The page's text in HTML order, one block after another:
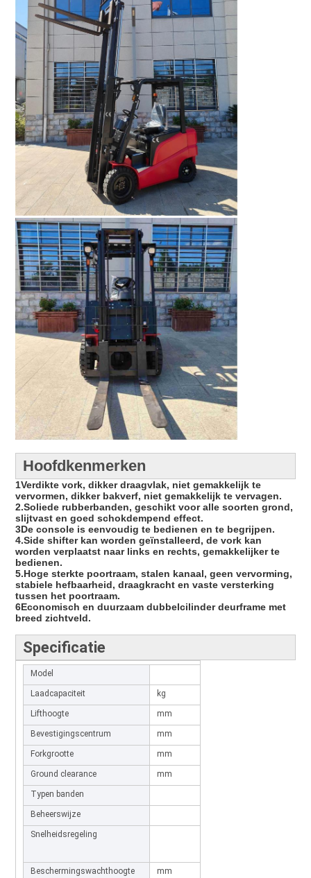
Hoofdkenmerken
1Verdikte vork, dikker draagvlak, niet gemakkelijk te
vervormen, dikker bakverf, niet gemakkelijk te vervagen.
2.Soliede rubberbanden, geschikt voor alle soorten grond,
slijtvast en goed schokdempend effect.
3De console is eenvoudig te bedienen en te begrijpen.
4.Side shifter kan worden geïnstalleerd, de vork kan
worden verplaatst naar links en rechts, gemakkelijker te
bedienen.
5.Hoge sterkte poortraam, stalen kanaal, geen vervorming,
stabiele hefbaarheid, draagkracht en vaste versterking
tussen het poortraam.
6Economisch en duurzaam dubbelcilinder deurframe met
breed zichtveld.
Specificatie
Model
Laadcapaciteit kg
Lifthoogte mm
Bevestigingscentrum mm
Forkgrootte mm
Ground clearance mm
Typen banden
Beheerswijze
Snelheidsregeling
Beschermingswachthoogte
mm